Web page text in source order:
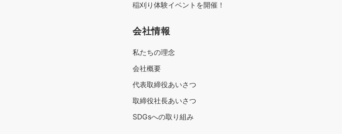
稲刈り体験イベントを開催！
会社情報
私たちの理念
会社概要
代表取締役あいさつ
取締役社長あいさつ
SDGsへの取り組み